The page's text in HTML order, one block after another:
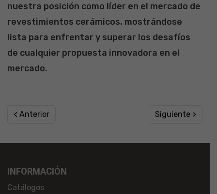
nuestra posición como líder en el mercado de
revestimientos cerámicos, mostrándose
lista para enfrentar y superar los desafíos
de cualquier propuesta innovadora en el
mercado.
< Anterior Siguiente >
INFORMACIÓN
Catálogos